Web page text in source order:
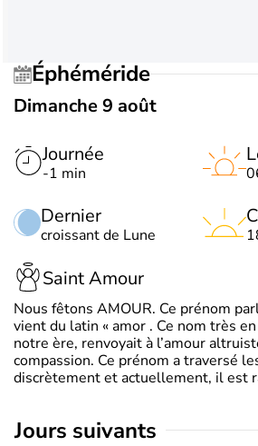
Éphéméride
Dimanche 9 août
Journée
-1 min
Dernier
croissant de Lune
Saint Amour
Nous fêtons AMOUR. Ce prénom
vient du latin « amor . Ce nom très
notre ère, renvoyait à l’amour
compassion. Ce prénom a traversé
discrètement et actuellement, il est
jours suivants